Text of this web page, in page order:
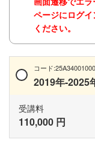
ページにログ
ください。
コード
2019年-2025
受講料
110,000 円